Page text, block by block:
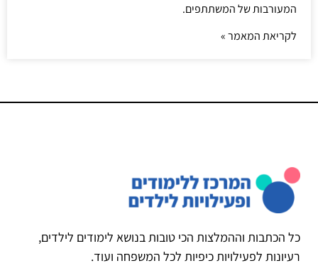
המעורבות של המשתתפים.
לקריאת המאמר »
כל הכתבות וההמלצות הכי טובות בנושא לימודים לילדים,
רעיונות לפעילויות כיפיות לכל המשפחה ועוד.